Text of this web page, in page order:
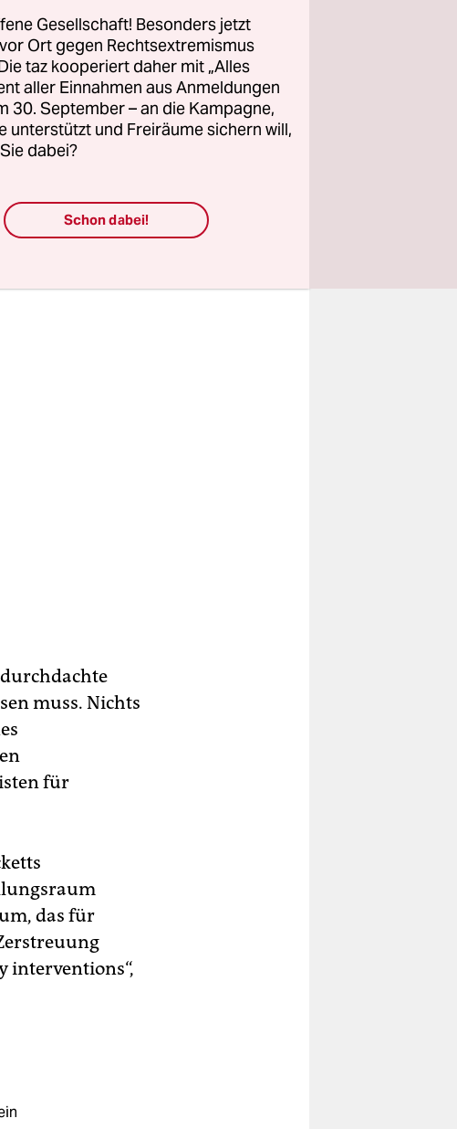
in dem Video
das aktuell im
tauchen
ab.
einen kleinen
muss. Nichts
für
das für
interventions“,
Gesellschaft! Besonders jetzt
Ort gegen Rechtsextremismus
taz kooperiert daher mit „Alles
aller Einnahmen aus Anmeldungen
30. September – an die Kampagne,
unterstützt und Freiräume sichern will,
dabei?
Schon dabei!